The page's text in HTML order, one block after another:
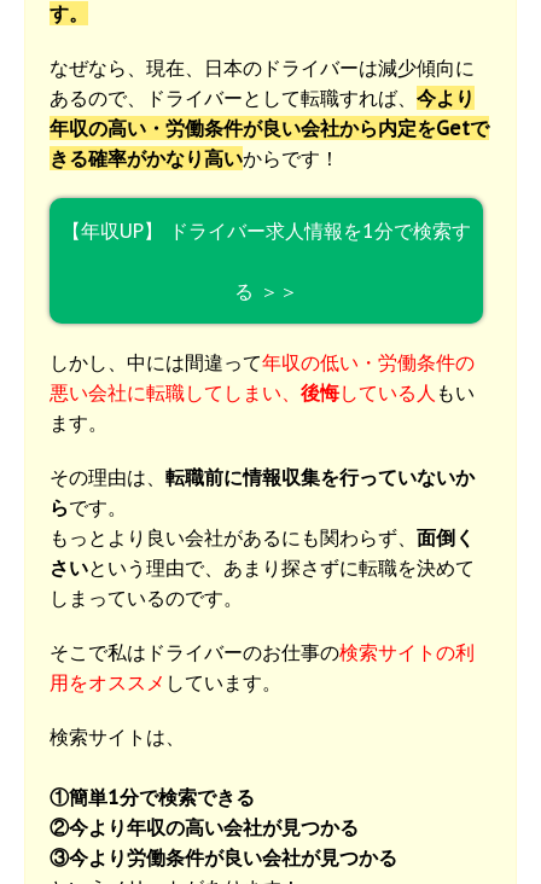
す。
なぜなら、現在、日本のドライバーは減少傾向に
あるので、ドライバーとして転職すれば、 今より
年収の高い・労働条件が良い会社から内定をGetで
きる確率がかなり高いからです！
【年収UP】 ドライバー求人情報を1分で検索す
る ＞＞
しかし、中には間違って年収の低い・労働条件の
悪い会社に転職してしまい、 後悔している人 もい
ます。
その理由は、 転職前に情報収集を行っていないか
らです。
もっとより良い会社があるにも関わらず、 面倒く
さいという理由で、あまり探さずに転職を決めて
しまっているのです。
そこで私はドライバーのお仕事の検索サイトの利
用をオススメ しています。
検索サイトは、
①簡単1分で検索できる
②今より年収の高い会社が見つかる
③今より労働条件が良い会社が見つかる